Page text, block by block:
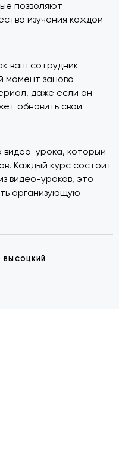
позволяют
изучения каждой
ваш сотрудник
момент заново
даже если он
обновить свои
урока, который
Каждый курс состоит
видео-уроков, это
организующую
ВЫСОЦКИЙ